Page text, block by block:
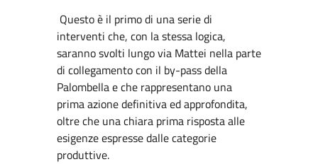
Questo è il primo di una serie di
interventi che, con la stessa logica,
saranno svolti lungo via Mattei nella parte
di collegamento con il by-pass della
Palombella e che rappresentano una
prima azione definitiva ed approfondita,
oltre che una chiara prima risposta alle
esigenze espresse dalle categorie
produttive.